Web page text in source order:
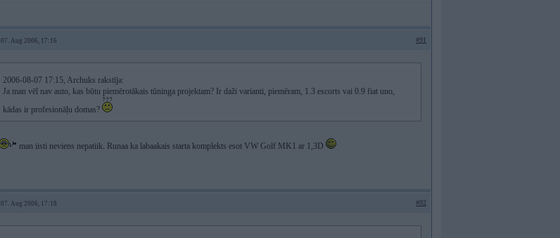
07. Aug 2006, 17:16 #91
2006-08-07 17:15, Archuks rakstīja:
Ja man vēl nav auto, kas būtu piemērotākais tūninga projektam? Ir daži varianti, piemēram, 1.3 escorts vai 0.9 fiat uno,
kādas ir profesionāļu domas?
man iisti neviens nepatiik. Runaa ka labaakais starta komplekts esot VW Golf MK1 ar 1,3D
07. Aug 2006, 17:18 #92